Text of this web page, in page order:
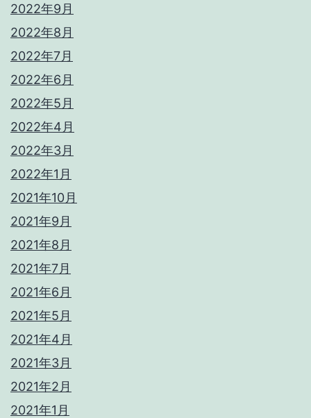
2022年9月
2022年8月
2022年7月
2022年6月
2022年5月
2022年4月
2022年3月
2022年1月
2021年10月
2021年9月
2021年8月
2021年7月
2021年6月
2021年5月
2021年4月
2021年3月
2021年2月
2021年1月